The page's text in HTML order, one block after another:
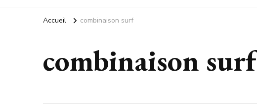
Accueil combinaison surf
combinaison surf